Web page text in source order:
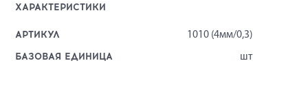
ХАРАКТЕРИСТИКИ
АРТИКУЛ
1010 (4мм/0,3)
БАЗОВАЯ ЕДИНИЦА
шт